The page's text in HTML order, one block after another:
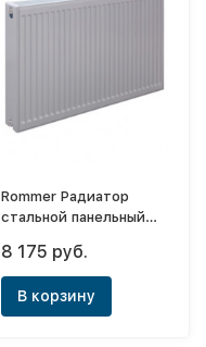
Rommer Радиатор
стальной панельный
(нижнее)
8 175 руб.
В корзину